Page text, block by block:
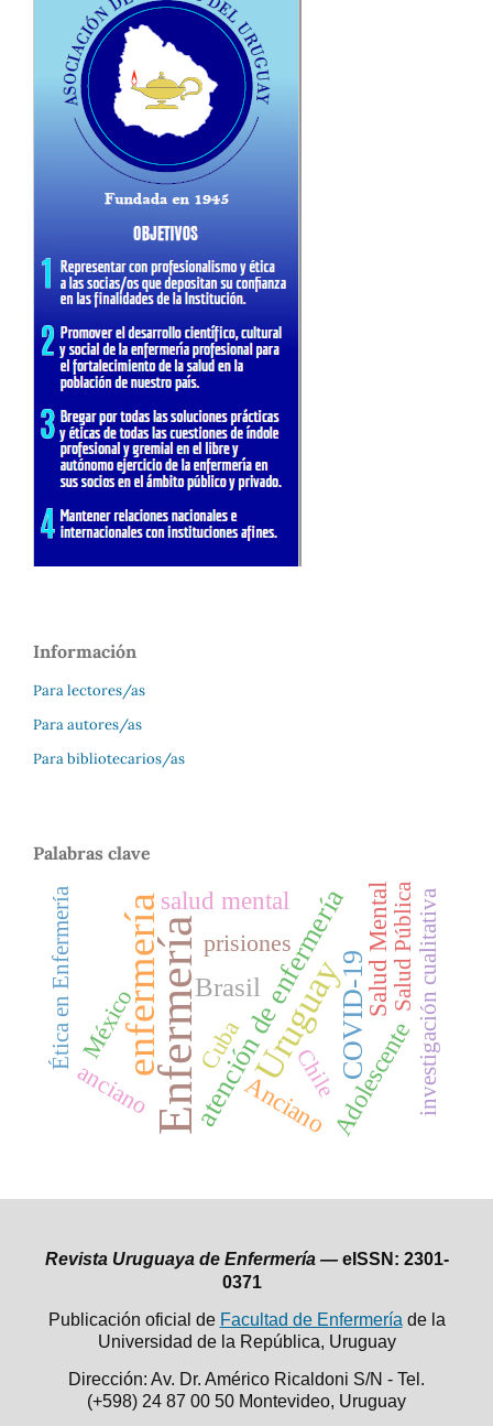
Información
Para lectores/as
Para autores/as
Para bibliotecarios/as
Palabras clave
Enfermería
enfermería Uruguay
atención de enfermeríaCOVID-19
Brasil
Adolescente
Anciano
Salud Mental
salud mental
prisiones
México Cuba
anciano investigación cualitativa
Salud Pública
Ética en Enfermería
Chile
Revista Uruguaya de Enfermería — eISSN: 2301-
0371
Publicación oficial de Facultad de Enfermería de la
Universidad de la República, Uruguay
Dirección: Av. Dr. Américo Ricaldoni S/N - Tel.
(+598) 24 87 00 50 Montevideo, Uruguay